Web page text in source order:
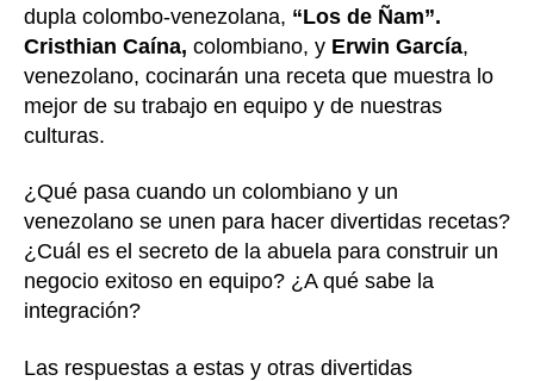
dupla colombo-venezolana, “Los de Ñam”.
Cristhian Caína, colombiano, y Erwin García,
venezolano, cocinarán una receta que muestra lo
mejor de su trabajo en equipo y de nuestras
culturas.
¿Qué pasa cuando un colombiano y un
venezolano se unen para hacer divertidas recetas?
¿Cuál es el secreto de la abuela para construir un
negocio exitoso en equipo? ¿A qué sabe la
integración?
Las respuestas a estas y otras divertidas